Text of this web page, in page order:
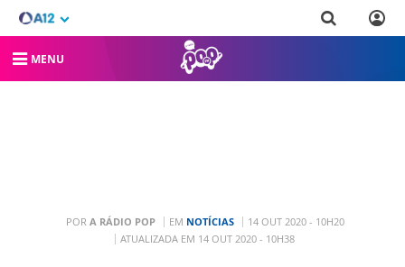
MENU
POR A RÁDIO POP EM NOTÍCIAS
14 OUT 2020 - 10H20
ATUALIZADA EM 14 OUT 2020 - 10H38